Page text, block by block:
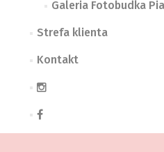
Galeria Fotobudka
Strefa klienta
Kontakt